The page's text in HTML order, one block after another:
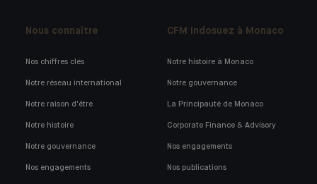
Nous connaître
Nos chiffres clés
Notre réseau international
Notre raison d'être
Notre histoire
Notre gouvernance
Nos engagements
CFM Indosuez à Monaco
Notre histoire à Monaco
Notre gouvernance
La Principauté de Monaco
Corporate Finance & Advisory
Nos engagements
Nos publications